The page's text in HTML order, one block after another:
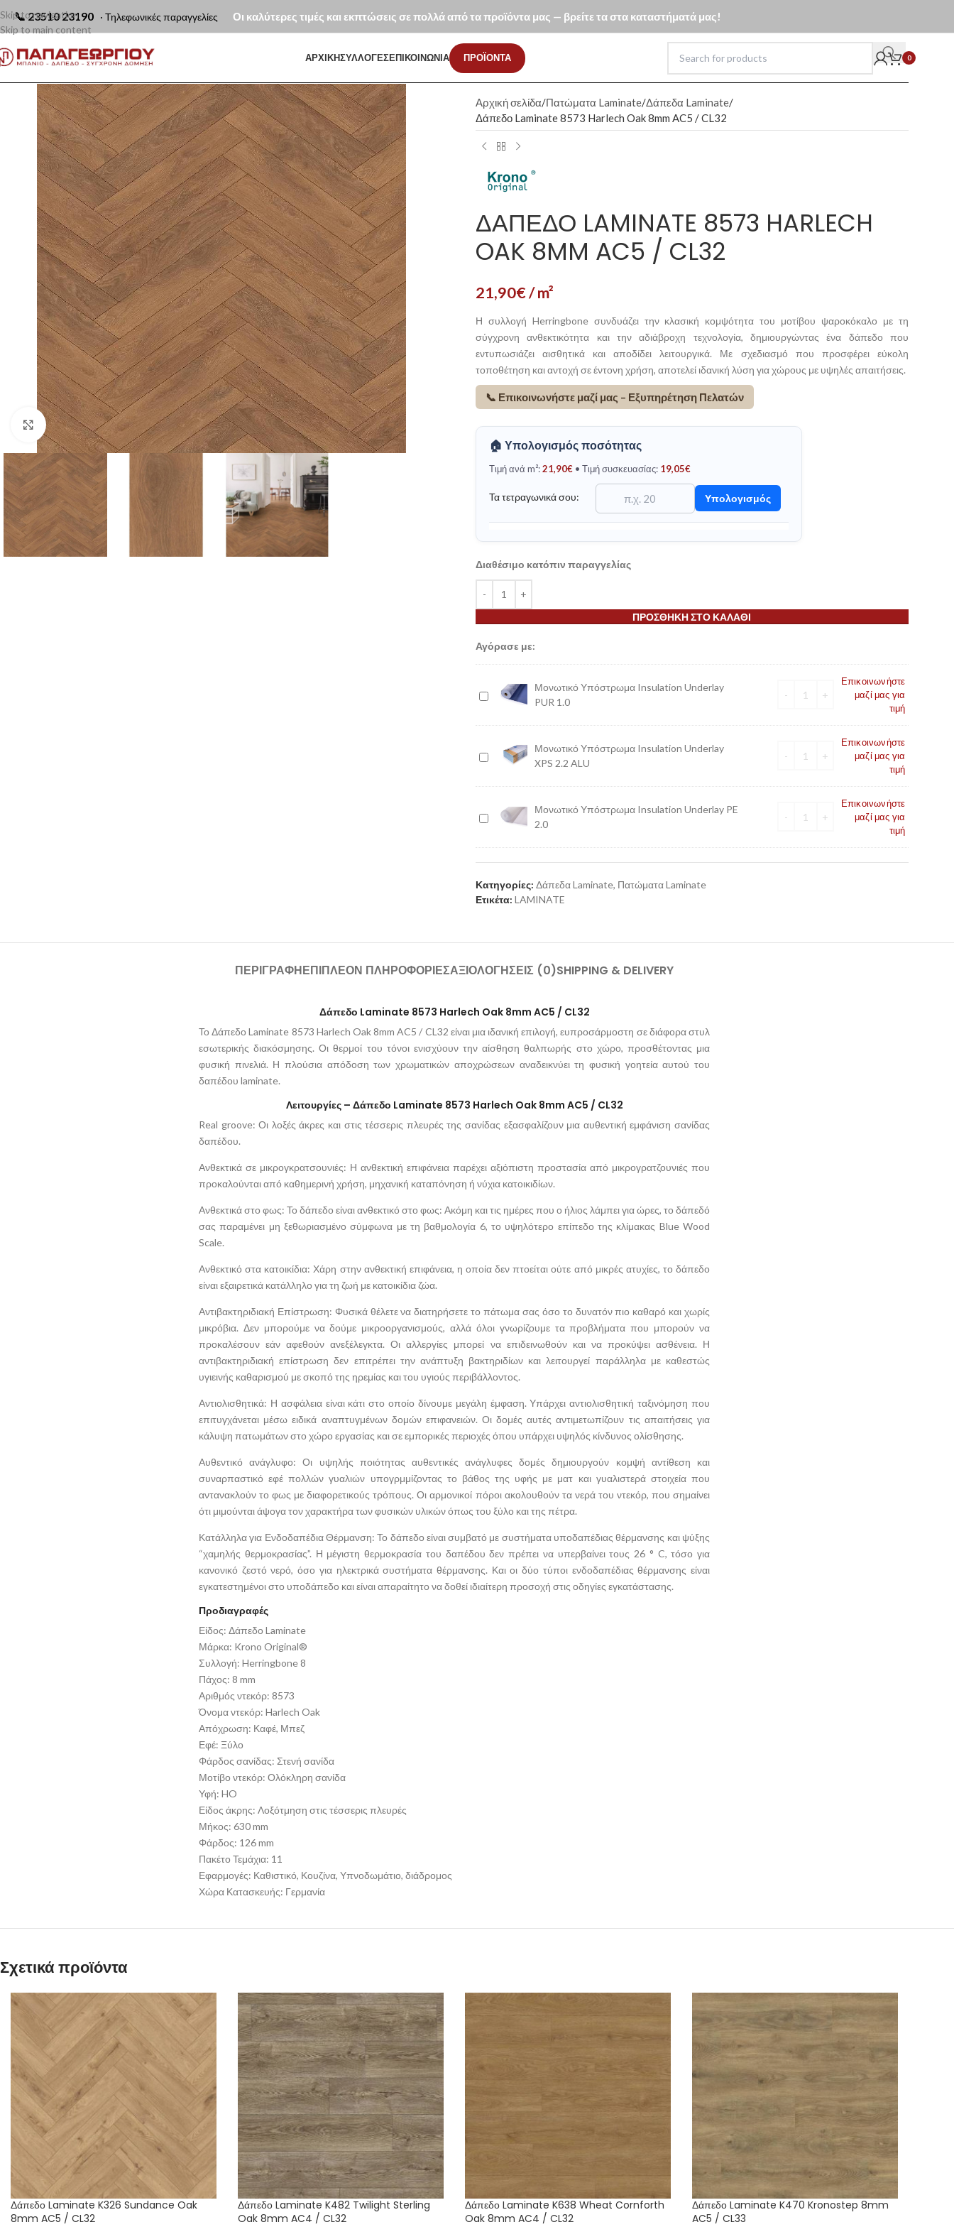
📞 23510 23190 · Τηλεφωνικές παραγγελίες Οι καλύτερες τιμές και εκπτώσεις σε πολλά από τα προϊόντα μας — βρείτε τα στα καταστήματά μας!
Skip to navigation
Skip to main content
ΑΡΧΙΚΗΣΥΛΛΟΓΕΣΕΠΙΚΟΙΝΩΝΙΑ ΠΡΟΪΟΝΤΑ 0
Click to enlarge
Αρχική σελίδα Πατώματα Laminate Δάπεδα Laminate
Δάπεδο Laminate 8573 Harlech Oak 8mm AC5 / CL32
ΔΆΠΕΔΟ LAMINATE 8573 HARLECH
OAK 8MM AC5 / CL32
21,90€/ m²
Η συλλογή Herringbone συνδυάζει την κλασική κομψότητα του μοτίβου ψαροκόκαλο με τη
σύγχρονη ανθεκτικότητα και την αδιάβροχη τεχνολογία, δημιουργώντας ένα δάπεδο που
εντυπωσιάζει αισθητικά και αποδίδει λειτουργικά. Με σχεδιασμό που προσφέρει εύκολη
τοποθέτηση και αντοχή σε έντονη χρήση, αποτελεί ιδανική λύση για χώρους με υψηλές απαιτήσεις.
📞 Επικοινωνήστε μαζί μας – Εξυπηρέτηση Πελατών
🏠 Υπολογισμός ποσότητας
Τιμή ανά m²:21,90€• Τιμή συσκευασίας: 19,05€
Τα τετραγωνικά σου: Υπολογισμός
Διαθέσιμο κατόπιν παραγγελίας
ΠΡΟΣΘΉΚΗ ΣΤΟ ΚΑΛΆΘΙ
Αγόρασε με:
Μονωτικό
Insulation
PUR
Μονωτικό Υπόστρωμα Insulation Underlay
PUR 1.0
Επικοινωνήστε
μαζί μας για
τιμή
Μονωτικό
Insulation
XPS
ALU
Μονωτικό Υπόστρωμα Insulation Underlay
XPS 2.2 ALU
Επικοινωνήστε
μαζί μας για
τιμή
Μονωτικό
Insulation
Underlay
2.0
Μονωτικό Υπόστρωμα Insulation Underlay PE
2.0
Επικοινωνήστε
μαζί μας για
τιμή
Κατηγορίες: Δάπεδα Laminate, Πατώματα Laminate
Ετικέτα: LAMINATE
ΠΕΡΙΓΡΑΦΉΕΠΙΠΛΈΟΝ ΠΛΗΡΟΦΟΡΊΕΣΑΞΙΟΛΟΓΉΣΕΙΣ (0)SHIPPING & DELIVERY
Δάπεδο Laminate 8573 Harlech Oak 8mm AC5 / CL32
Το Δάπεδο Laminate 8573 Harlech Oak 8mm AC5 / CL32 είναι μια ιδανική επιλογή, ευπροσάρμοστη σε διάφορα στυλ
εσωτερικής διακόσμησης. Οι θερμοί του τόνοι ενισχύουν την αίσθηση θαλπωρής στο χώρο, προσθέτοντας μια
φυσική πινελιά. Η πλούσια απόδοση των χρωματικών αποχρώσεων αναδεικνύει τη φυσική γοητεία αυτού του
δαπέδου laminate.
Λειτουργίες – Δάπεδο Laminate 8573 Harlech Oak 8mm AC5 / CL32
Real groove: Οι λοξές άκρες και στις τέσσερις πλευρές της σανίδας εξασφαλίζουν μια αυθεντική εμφάνιση σανίδας
δαπέδου.
Ανθεκτικά σε μικρογκρατσουνιές: Η ανθεκτική επιφάνεια παρέχει αξιόπιστη προστασία από μικρογρατζουνιές που
προκαλούνται από καθημερινή χρήση, μηχανική καταπόνηση ή νύχια κατοικιδίων.
Ανθεκτικά στο φως: Το δάπεδο είναι ανθεκτικό στο φως: Ακόμη και τις ημέρες που ο ήλιος λάμπει για ώρες, το δάπεδό
σας παραμένει μη ξεθωριασμένο σύμφωνα με τη βαθμολογία 6, το υψηλότερο επίπεδο της κλίμακας Blue Wood
Scale.
Ανθεκτικό στα κατοικίδια: Χάρη στην ανθεκτική επιφάνεια, η οποία δεν πτοείται ούτε από μικρές ατυχίες, το δάπεδο
είναι εξαιρετικά κατάλληλο για τη ζωή με κατοικίδια ζώα.
Αντιβακτηριδιακή Επίστρωση: Φυσικά θέλετε να διατηρήσετε το πάτωμα σας όσο το δυνατόν πιο καθαρό και χωρίς
μικρόβια. Δεν μπορούμε να δούμε μικροοργανισμούς, αλλά όλοι γνωρίζουμε τα προβλήματα που μπορούν να
προκαλέσουν εάν αφεθούν ανεξέλεγκτα. Οι αλλεργίες μπορεί να επιδεινωθούν και να προκύψει ασθένεια. Η
αντιβακτηριδιακή επίστρωση δεν επιτρέπει την ανάπτυξη βακτηριδίων και λειτουργεί παράλληλα με καθεστώς
υγιεινής καθαρισμού με σκοπό της ηρεμίας και του υγιούς περιβάλλοντος.
Αντιολισθητικά: Η ασφάλεια είναι κάτι στο οποίο δίνουμε μεγάλη έμφαση. Υπάρχει αντιολισθητική ταξινόμηση που
επιτυγχάνεται μέσω ειδικά αναπτυγμένων δομών επιφανειών. Οι δομές αυτές αντιμετωπίζουν τις απαιτήσεις για
κάλυψη πατωμάτων στο χώρο εργασίας και σε εμπορικές περιοχές όπου υπάρχει υψηλός κίνδυνος ολίσθησης.
Αυθεντικό ανάγλυφο: Οι υψηλής ποιότητας αυθεντικές ανάγλυφες δομές δημιουργούν κομψή αντίθεση και
συναρπαστικό εφέ πολλών γυαλιών υπογρμμίζοντας το βάθος της υφής με ματ και γυαλιστερά στοιχεία που
αντανακλούν το φως με διαφορετικούς τρόπους. Οι αρμονικοί πόροι ακολουθούν τα νερά του ντεκόρ, που σημαίνει
ότι μιμούνται άψογα τον χαρακτήρα των φυσικών υλικών όπως του ξύλο και της πέτρα.
Κατάλληλα για Ενδοδαπέδια Θέρμανση: Το δάπεδο είναι συμβατό με συστήματα υποδαπέδιας θέρμανσης και ψύξης
“χαμηλής θερμοκρασίας”. Η μέγιστη θερμοκρασία του δαπέδου δεν πρέπει να υπερβαίνει τους 26 ° C, τόσο για
κανονικό ζεστό νερό, όσο για ηλεκτρικά συστήματα θέρμανσης. Και οι δύο τύποι ενδοδαπέδιας θέρμανσης είναι
εγκατεστημένοι στο υποδάπεδο και είναι απαραίτητο να δοθεί ιδιαίτερη προσοχή στις οδηγίες εγκατάστασης.
Προδιαγραφές
Είδος: Δάπεδο Laminate
Μάρκα: Krono Original®
Συλλογή: Herringbone 8
Πάχος: 8 mm
Αριθμός ντεκόρ: 8573
Όνομα ντεκόρ: Harlech Oak
Απόχρωση: Καφέ, Μπεζ
Εφέ: Ξύλο
Φάρδος σανίδας: Στενή σανίδα
Μοτίβο ντεκόρ: Ολόκληρη σανίδα
Υφή: HO
Είδος άκρης: Λοξότμηση στις τέσσερις πλευρές
Μήκος: 630 mm
Φάρδος: 126 mm
Πακέτο Τεμάχια: 11
Εφαρμογές: Καθιστικό, Κουζίνα, Υπνοδωμάτιο, διάδρομος
Χώρα Κατασκευής: Γερμανία
Σχετικά προϊόντα
Δάπεδο Laminate K326 Sundance Oak
8mm AC5 / CL32
Δάπεδο Laminate K482 Twilight Sterling
Oak 8mm AC4 / CL32
Δάπεδο Laminate K638 Wheat Cornforth
Oak 8mm AC4 / CL32
Δάπεδο Laminate K470 Kronostep 8mm
AC5 / CL33